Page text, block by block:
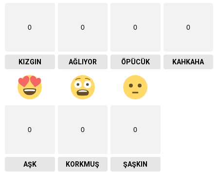
0
KIZGIN
0
AĞLIYOR
0
ÖPÜCÜK
0
KAHKAHA
0
AŞK
0
KORKMUŞ
0
ŞAŞKIN